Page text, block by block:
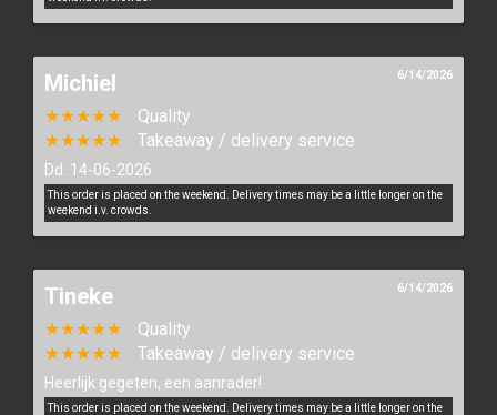
Michiel
★★★★★
Quality
★★★★★
Takeaway / delivery service
Dd. 14-06-2026
This order is placed on the weekend. Delivery times may be a little longer on the
weekend i.v. crowds.
6/14/2026
Tineke
★★★★★
Quality
★★★★★
Takeaway / delivery service
Heerlijk gegeten, een aanrader!
This order is placed on the weekend. Delivery times may be a little longer on the
6/14/2026